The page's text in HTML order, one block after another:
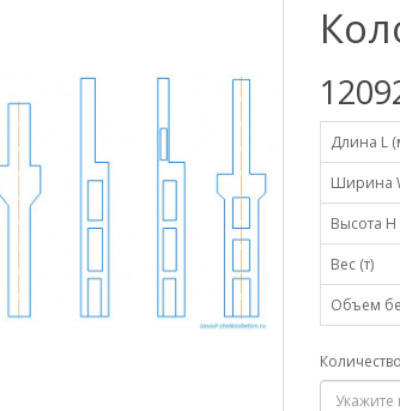
Длина L
Ширина
Высота
Вес (т)
Объем
Количество